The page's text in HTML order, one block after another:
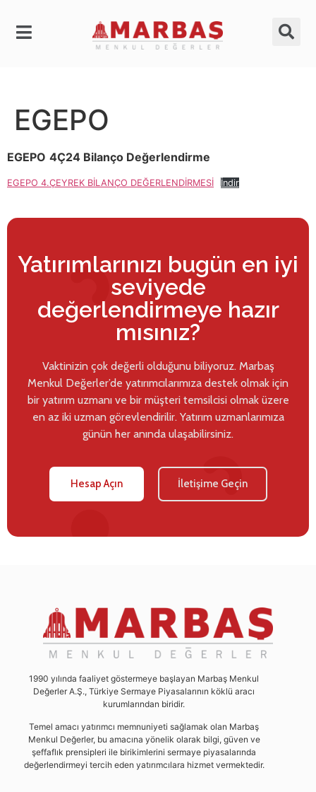
EGEPO
EGEPO 4Ç24 Bilanço Değerlendirme
EGEPO 4.ÇEYREK BİLANÇO DEĞERLENDİRMESİ İndir
Yatırımlarınızı bugün en iyi
seviyede
değerlendirmeye hazır
mısınız?
Vaktinizin çok değerli olduğunu biliyoruz. Marbaş
Menkul Değerler’de yatırımcılarımıza destek olmak için
bir yatırım uzmanı ve bir müşteri temsilcisi olmak üzere
en az iki uzman görevlendirilir. Yatırım uzmanlarımıza
günün her anında ulaşabilirsiniz.
Hesap Açın İletişime Geçin
1990 yılında faaliyet göstermeye başlayan Marbaş Menkul
Değerler A.Ş., Türkiye Sermaye Piyasalarının köklü aracı
kurumlarından biridir.
Temel amacı yatırımcı memnuniyeti sağlamak olan Marbaş
Menkul Değerler, bu amacına yönelik olarak bilgi, güven ve
şeffaflık prensipleri ile birikimlerini sermaye piyasalarında
değerlendirmeyi tercih eden yatırımcılara hizmet vermektedir.